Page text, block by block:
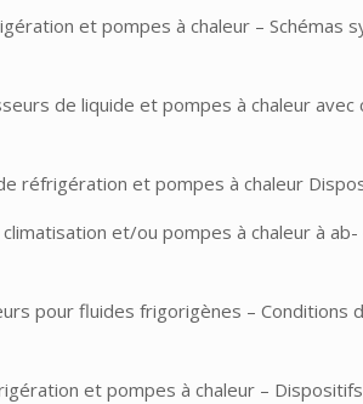
et pompes à chaleur –
de liquide et pompes à chaleur
réfrigération et pompes à chaleur
et/ou pompes à chaleur à
pour fluides frigorigènes –
et pompes à chaleur –